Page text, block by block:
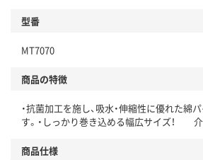
型番
MT7070
商品の特徴
・抗菌加工を施し、吸水・伸縮性に優れた綿
す。・しっかり巻き込める幅広サイズ！
商品仕様